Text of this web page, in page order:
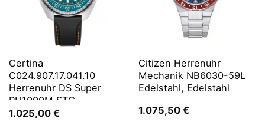
Certina
C024.907.17.041.10
Herrenuhr DS Super
PH1000M STC
1.025,00 €
Citizen Herrenuhr
Mechanik NB6030-59L
Edelstahl, Edelstahl
1.075,50 €